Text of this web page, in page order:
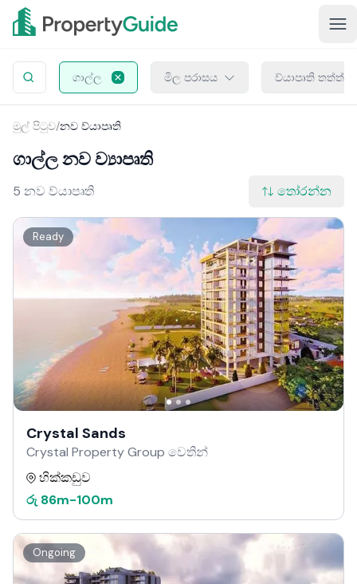
ගාල්ල මිල පරාසය ව්යාපෘති
මුල් පිටුව/නව ව්යාපෘති
ගාල්ල නව ව්‍යාපෘති
5 නව ව්යාපෘති තෝරන්න
Ready
Crystal Sands
Crystal Property Group වෙතින්
හික්කඩුව
රු 86m-100m
Ongoing